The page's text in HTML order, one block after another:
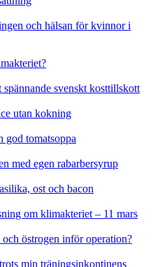
och hälsan för kvinnor i
svenskt kosttillskott
utan kokning
god tomatsoppa
med egen rabarbersyrup
ost och bacon
om klimakteriet – 11 mars
östrogen inför operation?
min träningsinkontinens